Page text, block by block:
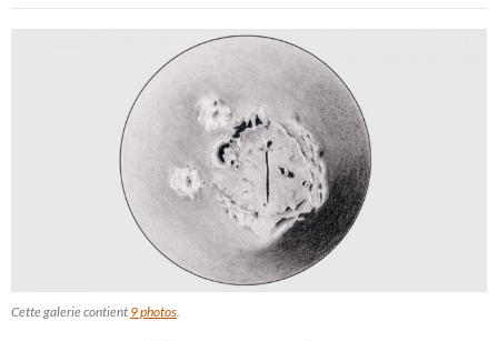
Cette galerie contient 9 photos